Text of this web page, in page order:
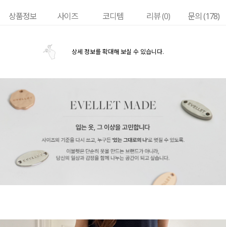
상품정보 사이즈 코디템 리뷰 (0) 문의 (178)
상세 정보를 확대해 보실 수 있습니다.